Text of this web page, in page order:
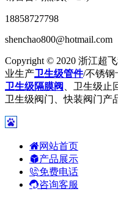
18858727798
shenchao800@hotmail.com
Copyright © 2020 浙江超
业生产卫生级管件/不锈钢
卫生级隔膜阀 、卫生级止
卫生级阀门、快装阀门产
网站首页
产品展示
免费电话
咨询客服